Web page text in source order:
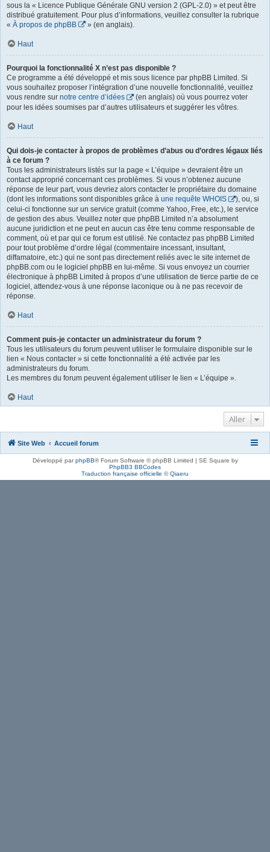
sous la « Licence Publique Générale GNU version 2 (GPL-2.0) » et peut être
distribué gratuitement. Pour plus d’informations, veuillez consulter la rubrique
« À propos de phpBB » (en anglais).
Haut
Pourquoi la fonctionnalité X n’est pas disponible ?
Ce programme a été développé et mis sous licence par phpBB Limited. Si
vous souhaitez proposer l’intégration d’une nouvelle fonctionnalité, veuillez
vous rendre sur notre centre d’idées
(en anglais) où vous pourrez voter
pour les idées soumises par d’autres utilisateurs et suggérer les vôtres.
Haut
Qui dois-je contacter à propos de problèmes d’abus ou d’ordres légaux liés
à ce forum ?
Tous les administrateurs listés sur la page « L’équipe » devraient être un
contact approprié concernant ces problèmes. Si vous n’obtenez aucune
réponse de leur part, vous devriez alors contacter le propriétaire du domaine
(dont les informations sont disponibles grâce à une requête WHOIS
), ou, si
celui-ci fonctionne sur un service gratuit (comme Yahoo, Free, etc.), le service
de gestion des abus. Veuillez noter que phpBB Limited n’a absolument
aucune juridiction et ne peut en aucun cas être tenu comme responsable de
comment, où et par qui ce forum est utilisé. Ne contactez pas phpBB Limited
pour tout problème d’ordre légal (commentaire incessant, insultant,
diffamatoire, etc.) qui ne sont pas directement reliés avec le site internet de
phpBB.com ou le logiciel phpBB en lui-même. Si vous envoyez un courrier
électronique à phpBB Limited à propos d’une utilisation de tierce partie de ce
logiciel, attendez-vous à une réponse laconique ou à ne pas recevoir de
réponse.
Haut
Comment puis-je contacter un administrateur du forum ?
Tous les utilisateurs du forum peuvent utiliser le formulaire disponible sur le
lien « Nous contacter » si cette fonctionnalité a été activée par les
administrateurs du forum.
Les membres du forum peuvent également utiliser le lien « L’équipe ».
Haut
Aller
Site Web Accueil forum
Développé parphpBB® Forum Software © phpBB Limited | SE Square by
PhpBB3 BBCodes
Traduction française officielle ©Qiaeru